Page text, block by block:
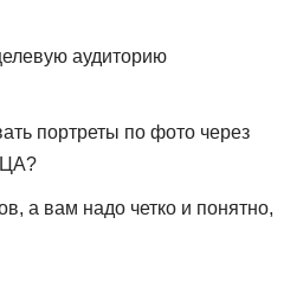
аудиторию
портреты по фото через
ЦА?
а вам надо четко и понятно,